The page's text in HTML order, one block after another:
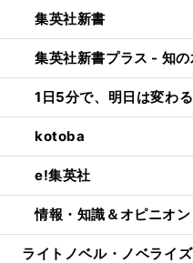
集英社新書
集英社新書プラス - 知の
1日5分で、明日は変わ
kotoba
e!集英社
情報・知識＆オピニオ
ライトノベル・ノベライズ